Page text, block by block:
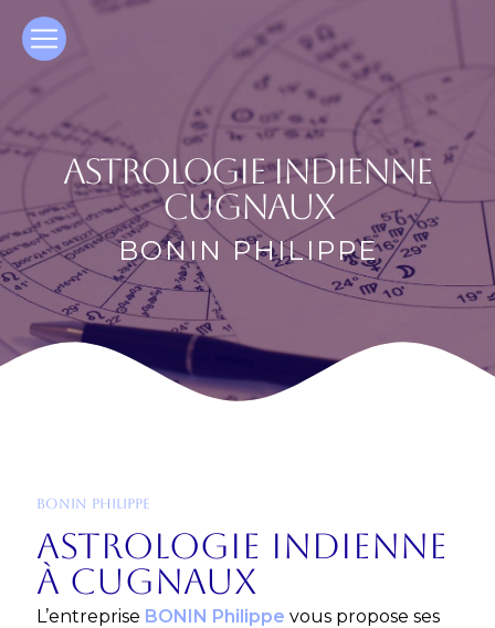
astrologie indienne
Cugnaux
BONIN PHILIPPE
BONIN PHILIPPE
astrologie indienne
à Cugnaux
L’entreprise BONIN Philippe vous propose ses
Panneau de gestion des cookies